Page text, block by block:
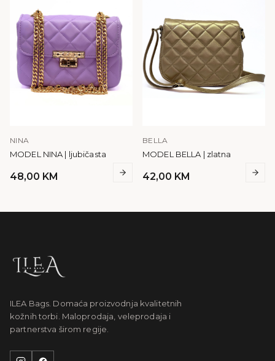
NINA
MODEL NINA | ljubičasta
48,00 KM
BELLA
MODEL BELLA | zlatna
42,00 KM
ILEA Bags. Domaća proizvodnja kvalitetnih
kožnih torbi. Maloprodaja, veleprodaja i
partnerstva širom regije.